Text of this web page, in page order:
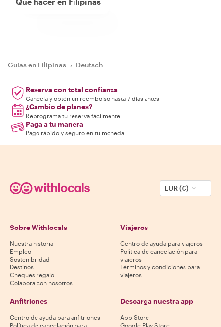
Guías en Filipinas › Deutsch
Reserva con total confianza
Cancela y obtén un reembolso hasta 7 días antes
¿Cambio de planes?
Reprograma tu reserva fácilmente
Paga a tu manera
Pago rápido y seguro en tu moneda
EUR (€)
Sobre Withlocals
Nuestra historia
Empleo
Sostenibilidad
Destinos
Cheques regalo
Colabora con nosotros
Viajeros
Centro de ayuda para viajeros
Política de cancelación para
viajeros
Términos y condiciones para
viajeros
Anfitriones
Centro de ayuda para anfitriones
Política de cancelación para
Descarga nuestra app
App Store
Google Play Store